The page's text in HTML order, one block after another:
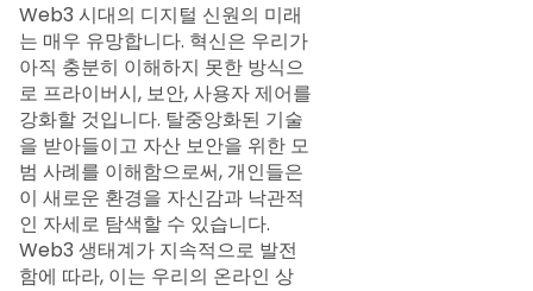
Web3 시대의 디지털 신원의 미래
는 매우 유망합니다. 혁신은 우리가
아직 충분히 이해하지 못한 방식으
로 프라이버시, 보안, 사용자 제어를
강화할 것입니다. 탈중앙화된 기술
을 받아들이고 자산 보안을 위한 모
범 사례를 이해함으로써, 개인들은
이 새로운 환경을 자신감과 낙관적
인 자세로 탐색할 수 있습니다.
Web3 생태계가 지속적으로 발전
함에 따라, 이는 우리의 온라인 상